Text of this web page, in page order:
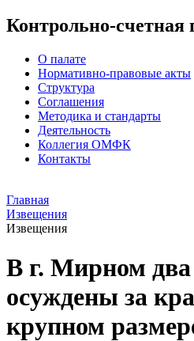
Контрольно-счетная
О палате
Нормативно-правовые акты
Структура
Соглашения
Методика и стандарты
Деятельность
Коллегия ОМФК
Контакты
Главная
Извещения
Извещения
В г. Мирном
осуждены за
крупном